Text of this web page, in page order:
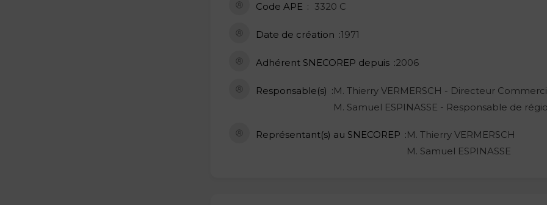
Code APE 3320 C
Date de création 1971
Adhérent SNECOREP depuis 2006
Responsable(s)
M. Thierry VERMERSCH - Directeur
M. Samuel ESPINASSE - Responsable de
Représentant(s) au SNECOREP
M. Thierry VERMERSCH
M. Samuel ESPINASSE